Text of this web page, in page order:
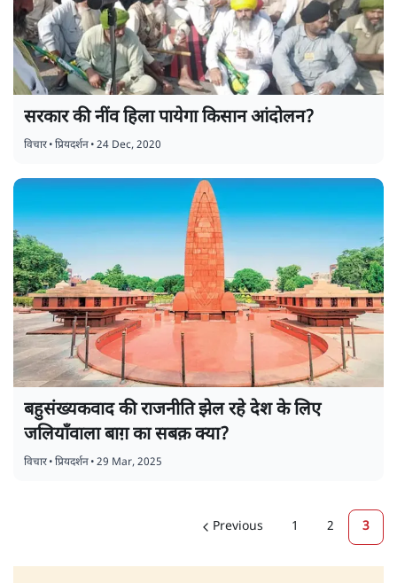
सरकार की नींव हिला पायेगा किसान आंदोलन?
विचार•प्रियदर्शन•24 Dec, 2020
बहुसंख्यकवाद की राजनीति झेल रहे देश के लिए
जलियाँवाला बाग़ का सबक़ क्या?
विचार•प्रियदर्शन•29 Mar, 2025
Previous 1 2 3